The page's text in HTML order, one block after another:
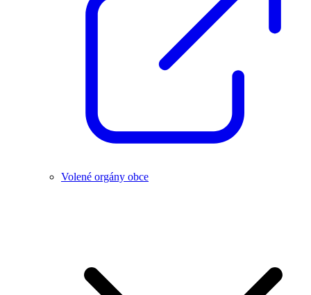
Volené orgány obce